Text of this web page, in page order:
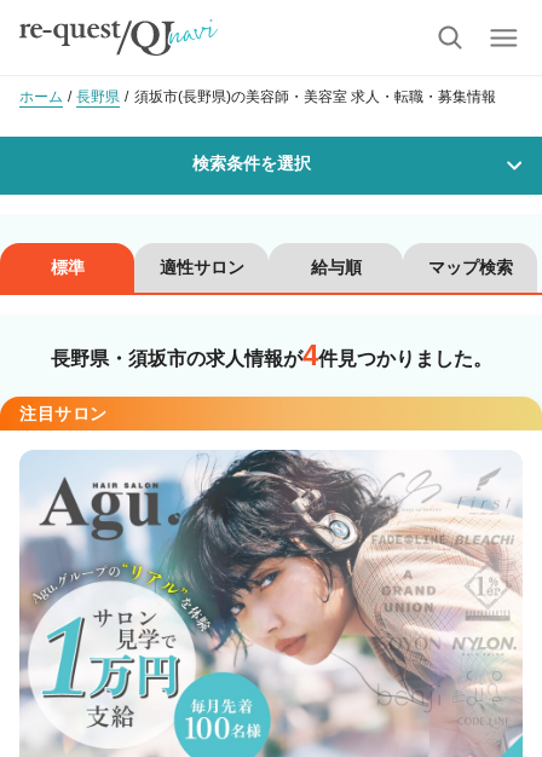
ホーム 長野県 須坂市(長野県)の美容師・美容室 求人・転職・募集情報
検索条件を選択
沿線・駅を選択 市区町村を選択
須坂市
職種・ 技能ランク
美容師スタイリスト 美容師アシスタント
カラーリスト フロント・レセプション
ヘアメイク・美容部員 アイリスト
ネイリスト エステティシャン
講師・インストラクター 営業・販売スタッフ・その他
標準 適性サロン 給与順 マップ検索
長野県・須坂市の求人情報が4件見つかりました。
注目サロン